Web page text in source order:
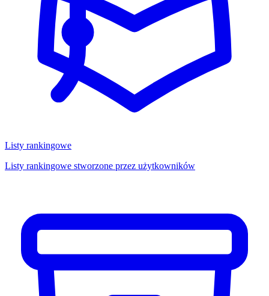
Listy rankingowe
Listy rankingowe stworzone przez użytkowników